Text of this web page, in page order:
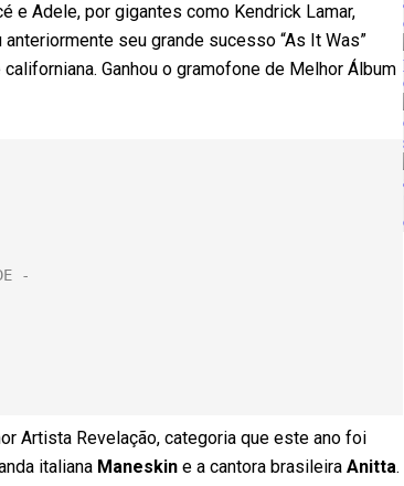
e Adele, por gigantes como Kendrick Lamar,
seu grande sucesso “As It Was”
Ganhou o gramofone de Melhor Álbum
Artista Revelação, categoria que este ano foi
italiana Maneskin e a cantora brasileira Anitta.